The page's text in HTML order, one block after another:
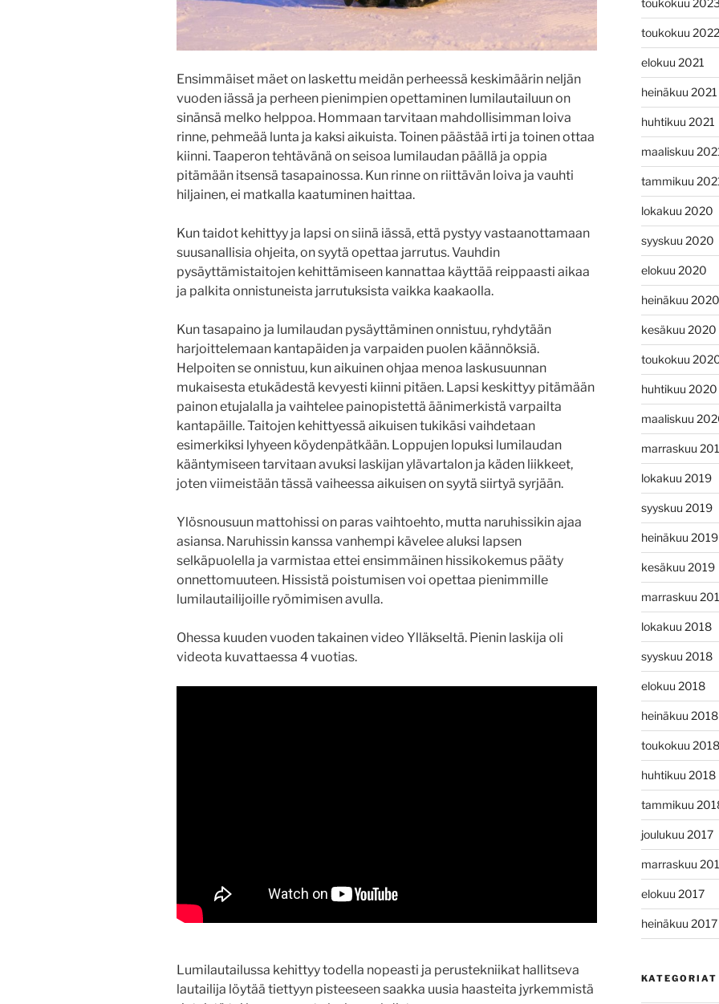
Ensimmäiset mäet on laskettu meidän perheessä keskimäärin neljän
vuoden iässä ja perheen pienimpien opettaminen lumilautailuun on
sinänsä melko helppoa. Hommaan tarvitaan mahdollisimman loiva
rinne, pehmeää lunta ja kaksi aikuista. Toinen päästää irti ja toinen ottaa
kiinni. Taaperon tehtävänä on seisoa lumilaudan päällä ja oppia
pitämään itsensä tasapainossa. Kun rinne on riittävän loiva ja vauhti
hiljainen, ei matkalla kaatuminen haittaa.
Kun taidot kehittyy ja lapsi on siinä iässä, että pystyy vastaanottamaan
suusanallisia ohjeita, on syytä opettaa jarrutus. Vauhdin
pysäyttämistaitojen kehittämiseen kannattaa käyttää reippaasti aikaa
ja palkita onnistuneista jarrutuksista vaikka kaakaolla.
Kun tasapaino ja lumilaudan pysäyttäminen onnistuu, ryhdytään
harjoittelemaan kantapäiden ja varpaiden puolen käännöksiä.
Helpoiten se onnistuu, kun aikuinen ohjaa menoa laskusuunnan
mukaisesta etukädestä kevyesti kiinni pitäen. Lapsi keskittyy pitämään
painon etujalalla ja vaihtelee painopistettä äänimerkistä varpailta
kantapäille. Taitojen kehittyessä aikuisen tukikäsi vaihdetaan
esimerkiksi lyhyeen köydenpätkään. Loppujen lopuksi lumilaudan
kääntymiseen tarvitaan avuksi laskijan ylävartalon ja käden liikkeet,
joten viimeistään tässä vaiheessa aikuisen on syytä siirtyä syrjään.
Ylösnousuun mattohissi on paras vaihtoehto, mutta naruhissikin ajaa
asiansa. Naruhissin kanssa vanhempi kävelee aluksi lapsen
selkäpuolella ja varmistaa ettei ensimmäinen hissikokemus pääty
onnettomuuteen. Hissistä poistumisen voi opettaa pienimmille
lumilautailijoille ryömimisen avulla.
Ohessa kuuden vuoden takainen video Ylläkseltä. Pienin laskija oli
videota kuvattaessa 4 vuotias.
Lumilautailussa kehittyy todella nopeasti ja perustekniikat hallitseva
lautailija löytää tiettyyn pisteeseen saakka uusia haasteita jyrkemmistä
toukokuu
toukokuu 2022
elokuu 2021
heinäkuu 2021
huhtikuu 2021
maaliskuu
tammikuu
lokakuu 2020
syyskuu 2020
elokuu 2020
heinäkuu 2020
kesäkuu 2020
toukokuu
huhtikuu 2020
maaliskuu
marraskuu
lokakuu 2019
syyskuu 2019
heinäkuu 2019
kesäkuu 2019
marraskuu
lokakuu 2018
syyskuu 2018
elokuu 2018
heinäkuu 2018
toukokuu 2018
huhtikuu 2018
tammikuu
joulukuu 2017
marraskuu
elokuu 2017
heinäkuu 2017
KATEGORIAT